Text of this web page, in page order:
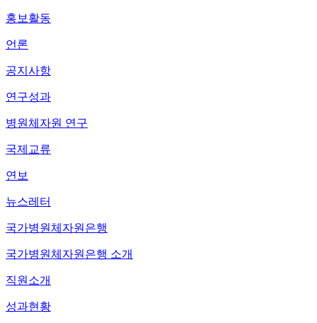
홍보활동
언론
공지사항
연구성과
병원체자원 연구
국제교류
연보
뉴스레터
국가병원체자원은행
국가병원체자원은행 소개
직원소개
성과현황